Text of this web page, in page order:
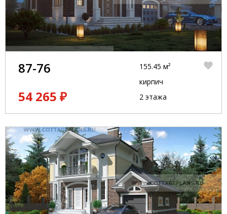
87-76
54 265 ₽
155.45 м²
кирпич
2 этажа